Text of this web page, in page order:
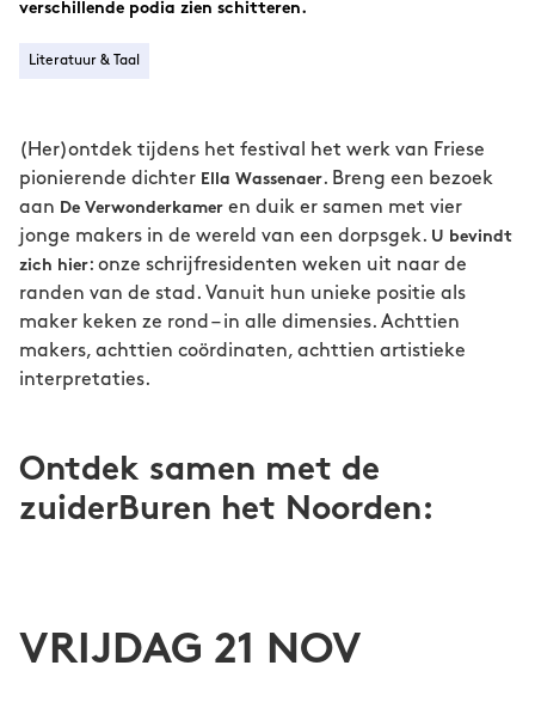
verschillende podia zien schitteren.
Literatuur & Taal
(Her)ontdek tijdens het festival het werk van Friese
pionierende dichter Ella Wassenaer. Breng een bezoek
aan
De Verwonderkamer en duik er samen met vier
jonge makers in de wereld van een dorpsgek. U bevindt
zich hier: onze schrijfresidenten weken uit naar de
randen van de stad. Vanuit hun unieke positie als
maker keken ze rond – in alle dimensies. Achttien
makers, achttien coördinaten, achttien artistieke
interpretaties.
Ontdek samen met de
zuiderBuren het Noorden:
VRIJDAG 21 NOV